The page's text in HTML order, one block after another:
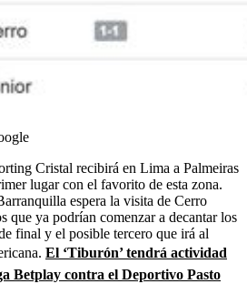
Cristal recibirá en Lima a Palmeiras
lugar con el favorito de esta zona.
espera la visita de Cerro
que ya podrían comenzar a decantar los
final y el posible tercero que irá al
El ‘Tiburón’ tendrá actividad
Betplay contra el Deportivo Pasto